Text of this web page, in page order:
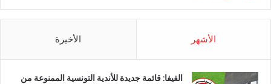
الأشهر الأخيرة
الفيفا: قائمة جديدة للأندية التونسية الممنوعة من